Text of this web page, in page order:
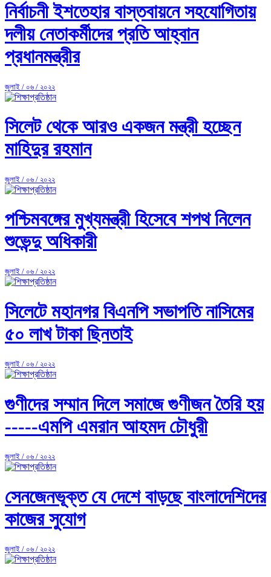
নির্বাচনী ইশতেহার বাস্তবায়নে সহযোগিতায়
দলীয় নেতাকর্মীদের প্রতি আহ্বান
প্রধানমন্ত্রীর
জুলাই / ০৬ / ২০২২
সিলেট থেকে আরও একজন মন্ত্রী হচ্ছেন
মাহিদুর রহমান
জুলাই / ০৬ / ২০২২
পশ্চিমবঙ্গের মুখ্যমন্ত্রী হিসেবে শপথ নিলেন
শুভেন্দু অধিকারী
জুলাই / ০৬ / ২০২২
সিলেটে মহানগর বিএনপি সভাপতি নাসিমের
৫০ লাখ টাকা ছিনতাই
জুলাই / ০৬ / ২০২২
গুণীদের সম্মান দিলে সমাজে গুণীজন তৈরি হয়
-----এমপি এমরান আহমদ চৌধুরী
জুলাই / ০৬ / ২০২২
সেনজেনভূক্ত যে দেশে বাড়ছে বাংলাদেশিদের
কাজের সুযোগ
জুলাই / ০৬ / ২০২২